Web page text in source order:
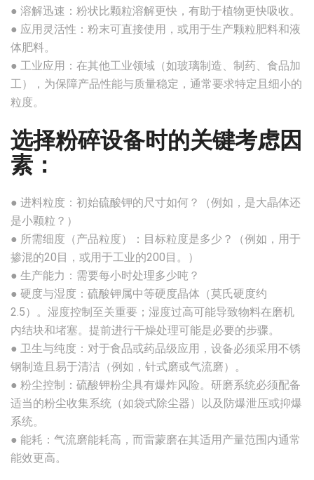
● 溶解迅速：粉状比颗粒溶解更快，有助于植物更快吸收。
● 应用灵活性：粉末可直接使用，或用于生产颗粒肥料和液
体肥料。
● 工业应用：在其他工业领域（如玻璃制造、制药、食品加
工），为保障产品性能与质量稳定，通常要求特定且细小的
粒度。
选择粉碎设备时的关键考虑因
素：
● 进料粒度：初始硫酸钾的尺寸如何？（例如，是大晶体还
是小颗粒？）
● 所需细度（产品粒度）：目标粒度是多少？（例如，用于
掺混的20目，或用于工业的200目。）
● 生产能力：需要每小时处理多少吨？
● 硬度与湿度：硫酸钾属中等硬度晶体（莫氏硬度约
2.5）。湿度控制至关重要；湿度过高可能导致物料在磨机
内结块和堵塞。提前进行干燥处理可能是必要的步骤。
● 卫生与纯度：对于食品或药品级应用，设备必须采用不锈
钢制造且易于清洁（例如，针式磨或气流磨）。
● 粉尘控制：硫酸钾粉尘具有爆炸风险。研磨系统必须配备
适当的粉尘收集系统（如袋式除尘器）以及防爆泄压或抑爆
系统。
● 能耗：气流磨能耗高，而雷蒙磨在其适用产量范围内通常
能效更高。